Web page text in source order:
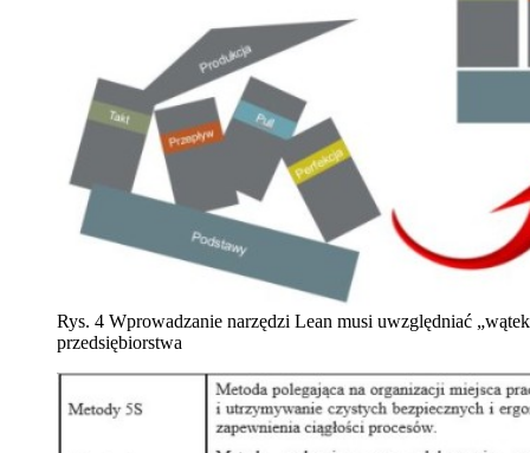
Rys. 4 Wprowadzanie narzędzi Lean musi uwzględniać
przedsiębiorstwa